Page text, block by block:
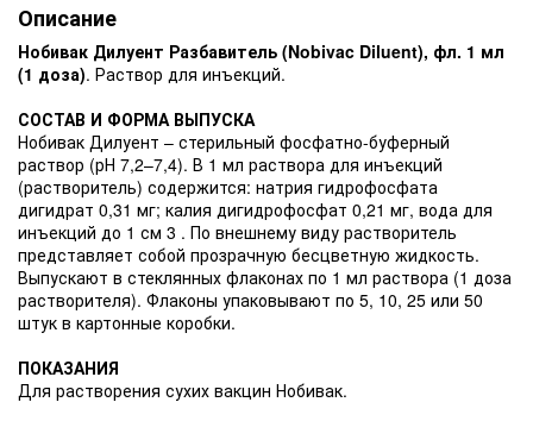
Описание
Нобивак Дилуент Разбавитель (Nobivac Diluent), фл. 1 мл
(1 доза). Раствор для инъекций.
СОСТАВ И ФОРМА ВЫПУСКА
Нобивак Дилуент – стерильный фосфатно-буферный
раствор (рН 7,2–7,4). В 1 мл раствора для инъекций
(растворитель) содержится: натрия гидрофосфата
дигидрат 0,31 мг; калия дигидрофосфат 0,21 мг, вода для
инъекций до 1 см 3 . По внешнему виду растворитель
представляет собой прозрачную бесцветную жидкость.
Выпускают в стеклянных флаконах по 1 мл раствора (1 доза
растворителя). Флаконы упаковывают по 5, 10, 25 или 50
штук в картонные коробки.
ПОКАЗАНИЯ
Для растворения сухих вакцин Нобивак.